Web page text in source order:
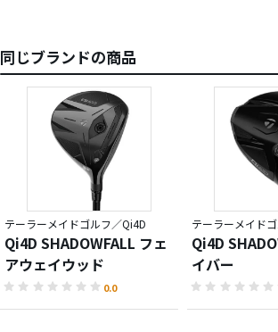
同じブランドの商品
テーラーメイドゴルフ／Qi4D
Qi4D SHADOWFALL フェ
アウェイウッド
0.0
テーラーメイド
Qi4D
イバー